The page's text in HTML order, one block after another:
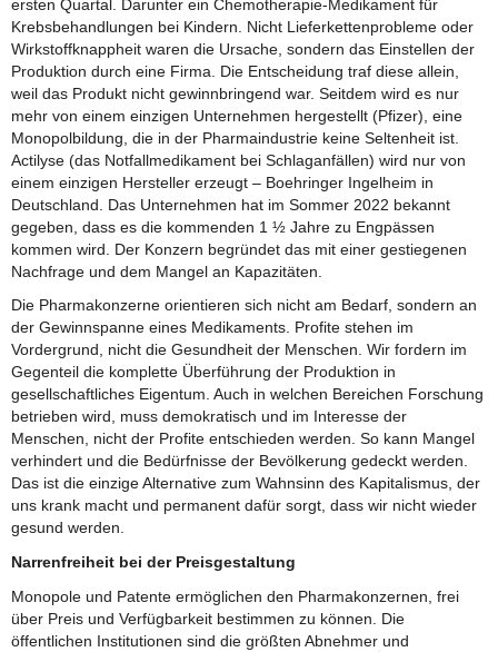
ersten Quartal. Darunter ein Chemotherapie-Medikament für
Krebsbehandlungen bei Kindern. Nicht Lieferkettenprobleme oder
Wirkstoffknappheit waren die Ursache, sondern das Einstellen der
Produktion durch eine Firma. Die Entscheidung traf diese allein,
weil das Produkt nicht gewinnbringend war. Seitdem wird es nur
mehr von einem einzigen Unternehmen hergestellt (Pfizer), eine
Monopolbildung, die in der Pharmaindustrie keine Seltenheit ist.
Actilyse (das Notfallmedikament bei Schlaganfällen) wird nur von
einem einzigen Hersteller erzeugt – Boehringer Ingelheim in
Deutschland. Das Unternehmen hat im Sommer 2022 bekannt
gegeben, dass es die kommenden 1 ½ Jahre zu Engpässen
kommen wird. Der Konzern begründet das mit einer gestiegenen
Nachfrage und dem Mangel an Kapazitäten.
Die Pharmakonzerne orientieren sich nicht am Bedarf, sondern an
der Gewinnspanne eines Medikaments. Profite stehen im
Vordergrund, nicht die Gesundheit der Menschen. Wir fordern im
Gegenteil die komplette Überführung der Produktion in
gesellschaftliches Eigentum. Auch in welchen Bereichen Forschung
betrieben wird, muss demokratisch und im Interesse der
Menschen, nicht der Profite entschieden werden. So kann Mangel
verhindert und die Bedürfnisse der Bevölkerung gedeckt werden.
Das ist die einzige Alternative zum Wahnsinn des Kapitalismus, der
uns krank macht und permanent dafür sorgt, dass wir nicht wieder
gesund werden.
Narrenfreiheit bei der Preisgestaltung
Monopole und Patente ermöglichen den Pharmakonzernen, frei
über Preis und Verfügbarkeit bestimmen zu können. Die
öffentlichen Institutionen sind die größten Abnehmer und